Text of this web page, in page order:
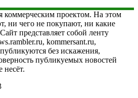
коммерческим проектом. На этом
ни чего не покупают, ни какие
представляет собой ленту
kommersant.ru,
без искажения,
публикуемых новостей
несёт.